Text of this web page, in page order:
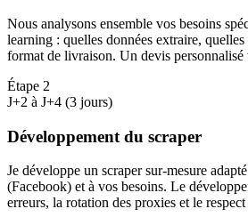
Nous analysons ensemble vos besoins
learning : quelles données extraire, quelles
format de livraison. Un devis personnalisé
Étape 2
J+2 à J+4 (3 jours)
Développement du scraper
Je développe un scraper sur-mesure
(Facebook) et à vos besoins. Le
erreurs, la rotation des proxies et le